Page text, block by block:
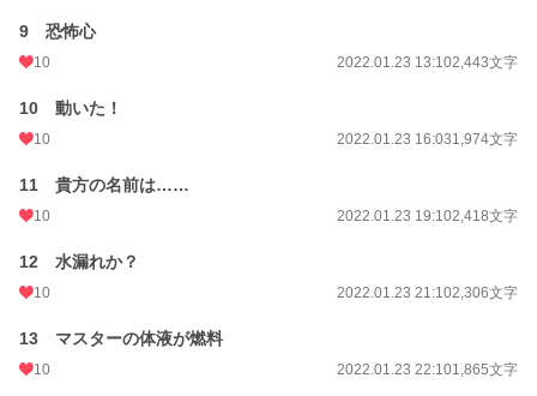
9 恐怖心
10 2022.01.23 13:102,443文字
10 動いた！
10 2022.01.23 16:031,974文字
11 貴方の名前は……
10 2022.01.23 19:102,418文字
12 水漏れか？
10 2022.01.23 21:102,306文字
13 マスターの体液が燃料
10 2022.01.23 22:101,865文字